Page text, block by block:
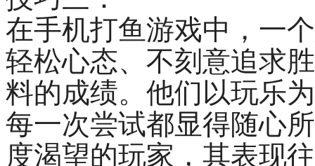
在手机打鱼游戏中，一
轻松心态、不刻意追求
料的成绩。他们以玩乐
每一次尝试都显得随心
度渴望的玩家，其表现